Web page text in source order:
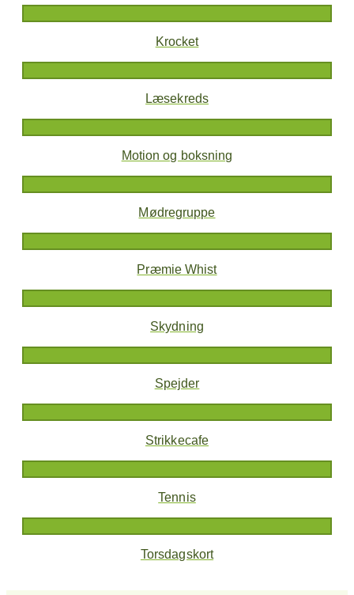
Krocket
Læsekreds
Motion og boksning
Mødregruppe
Præmie Whist
Skydning
Spejder
Strikkecafe
Tennis
Torsdagskort